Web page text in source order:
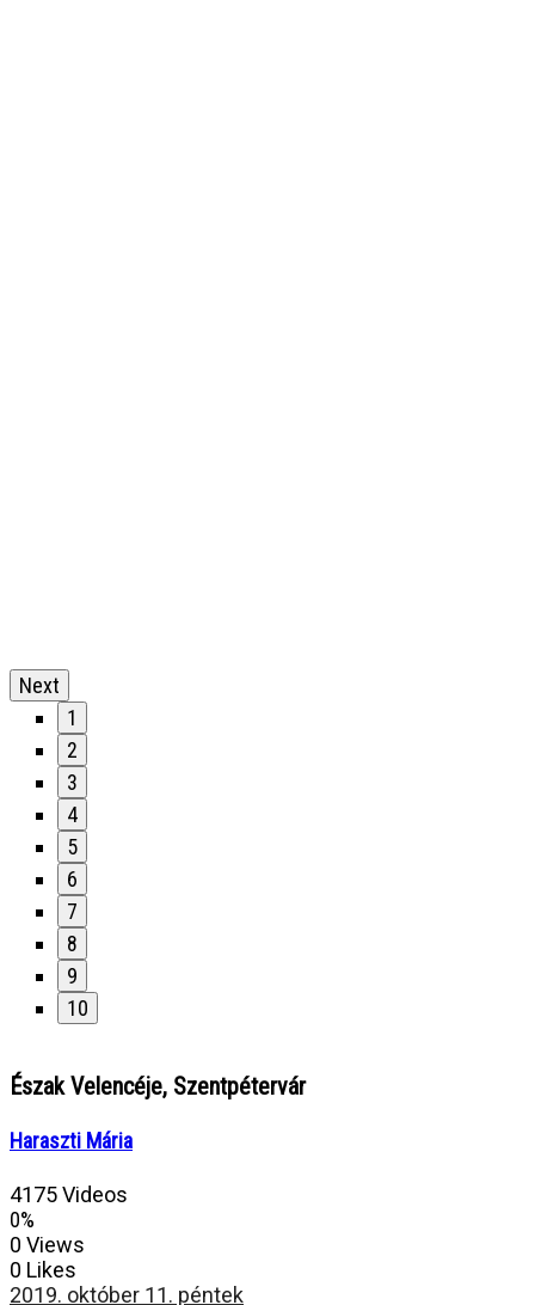
Next
1
2
3
4
5
6
7
8
9
10
Észak Velencéje, Szentpétervár
Haraszti Mária
4175 Videos
0%
0 Views
0 Likes
2019. október 11. péntek